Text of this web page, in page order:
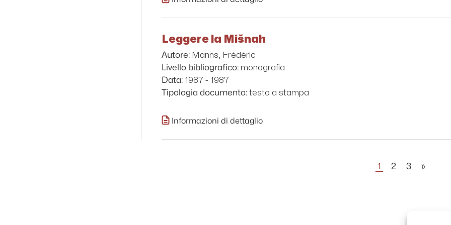
Leggere la Mišnah
Autore: Manns, Frédéric
Livello bibliografico: monografia
Data: 1987 - 1987
Tipologia documento: testo a stampa
Informazioni di dettaglio
1 2 3 »